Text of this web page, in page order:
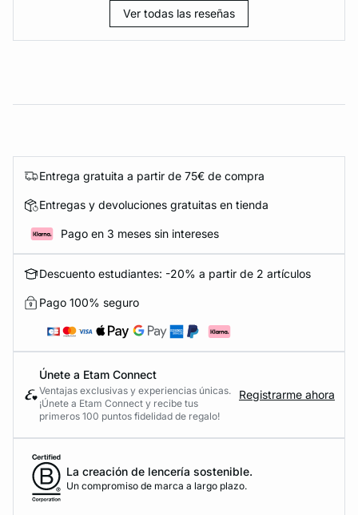
Ver todas las reseñas
Entrega gratuita a partir de 75€ de compra
Entregas y devoluciones gratuitas en tienda
Pago en 3 meses sin intereses
Descuento estudiantes: -20% a partir de 2 artículos
Pago 100% seguro
Únete a Etam Connect
Ventajas exclusivas y experiencias únicas.
¡Únete a Etam Connect y recibe tus
primeros 100 puntos fidelidad de regalo!
Registrarme ahora
La creación de lencería sostenible.
Un compromiso de marca a largo plazo.